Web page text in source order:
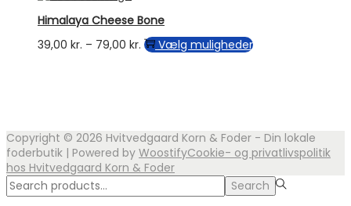
99,00 kr.
varianter.
Mulighederne
Himalaya Cheese Bone
39,00 kr. – 79,00 kr. Prisinterval:
Vælg mulighederDette
kan
vælges
på
varesiden
Copyright © 2026 Hvitvedgaard Korn & Foder - Din lokale
foderbutik | Powered by WoostifyCookie- og privatlivspolitik
hos Hvitvedgaard Korn & Foder
Search
for:>
Search